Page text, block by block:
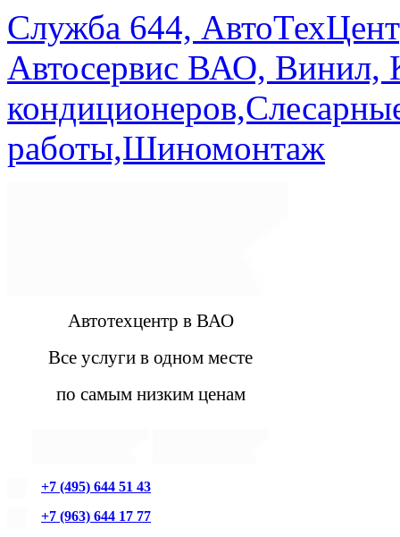
Служба 644,
Автосервис ВАО, Винил,
работы,Шиномонтаж
Автотехцентр в ВАО
Все услуги в одном месте
по самым низким ценам
+7 (495) 644 51 43
+7 (963) 644 17 77